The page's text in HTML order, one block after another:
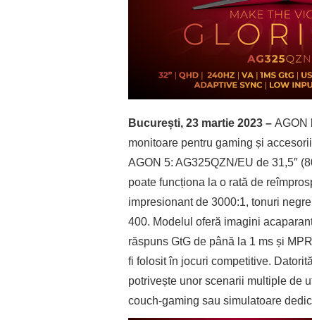
București, 23 martie 2023 – AGON
monitoare pentru gaming și
AGON 5: AG325QZN/EU de 31,5″
poate funcționa la o rată de
impresionant de 3000:1, tonuri
400. Modelul oferă imagini
răspuns GtG de până la 1 ms și
fi folosit în jocuri competitive.
potrivește unor scenarii multiple de
couch-gaming sau simulatoare